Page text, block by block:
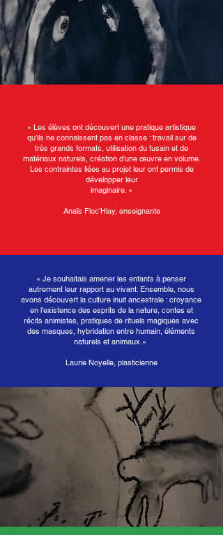
« Les élèves ont découvert une pratique artistique
qu’ils ne connaissent pas en classe : travail sur de
très grands formats, utilisation du fusain et de
matériaux naturels, création d’une œuvre en volume.
Les contraintes liées au projet leur ont permis de
développer leur
imaginaire. »
Anaïs Floc’Hlay, enseignante
« Je souhaitais amener les enfants à penser
autrement leur rapport au vivant. Ensemble, nous
avons découvert la culture inuit ancestrale : croyance
en l’existence des esprits de la nature, contes et
récits animistes, pratiques de rituels magiques avec
des masques, hybridation entre humain, éléments
naturels et animaux.»
Laurie Noyelle, plasticienne